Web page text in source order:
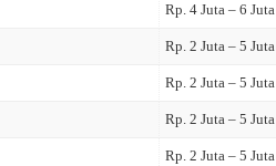
Rp. 4 Juta – 6 Juta
Rp. 2 Juta – 5 Juta
Rp. 2 Juta – 5 Juta
Rp. 2 Juta – 5 Juta
Rp. 2 Juta – 5 Juta